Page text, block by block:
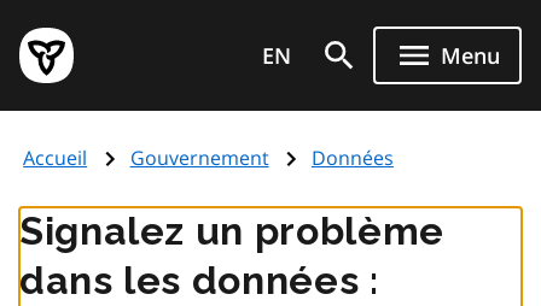
au
contenu
principal
Page
d'accueil
de
EN Menu
Accueil Gouvernement Données
Signalez un problème
dans les données :